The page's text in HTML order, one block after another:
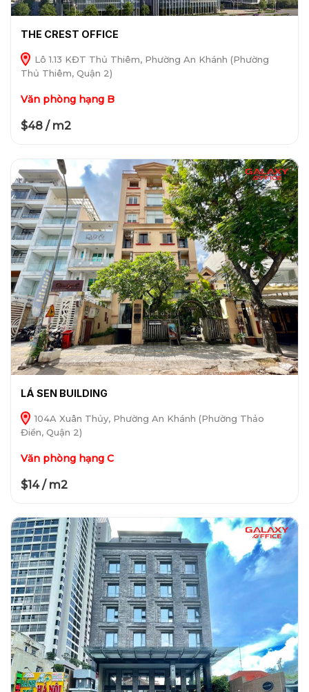
THE CREST OFFICE
Lô 1.13 KĐT Thủ Thiêm, Phường An Khánh (Phường
Thủ Thiêm, Quận 2)
Văn phòng hạng B
$48 / m2
LÁ SEN BUILDING
104A Xuân Thủy, Phường An Khánh (Phường Thảo
Điền, Quận 2)
Văn phòng hạng C
$14 / m2